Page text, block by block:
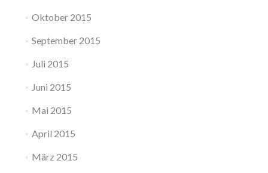
Oktober 2015
September 2015
Juli 2015
Juni 2015
Mai 2015
April 2015
März 2015